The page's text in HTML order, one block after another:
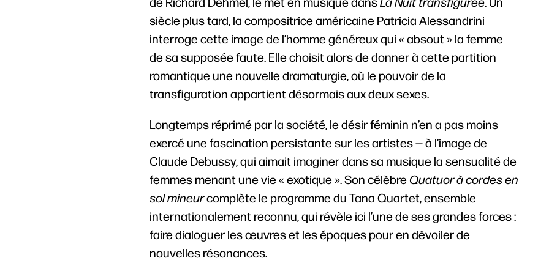
siècle plus tard, la compositrice américaine Patricia Alessandrini
interroge cette image de l’homme généreux qui « absout » la femme
de sa supposée faute. Elle choisit alors de donner à cette partition
romantique une nouvelle dramaturgie, où le pouvoir de la
transfiguration appartient désormais aux deux sexes.
Longtemps réprimé par la société, le désir féminin n’en a pas moins
exercé une fascination persistante sur les artistes — à l’image de
Claude Debussy, qui aimait imaginer dans sa musique la sensualité de
femmes menant une vie « exotique ». Son célèbreQuatuor à cordes en
sol mineurcomplète le programme du Tana Quartet, ensemble
internationalement reconnu, qui révèle ici l’une de ses grandes forces :
faire dialoguer les œuvres et les époques pour en dévoiler de
nouvelles résonances.